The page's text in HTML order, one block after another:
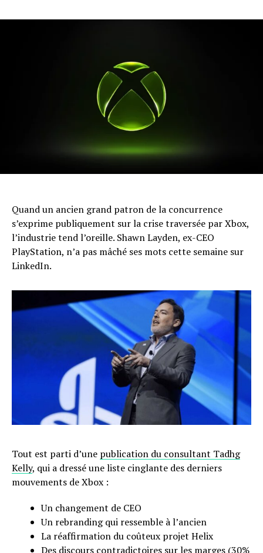
Quand un ancien grand patron de la concurrence
s’exprime publiquement sur la crise traversée par Xbox,
l’industrie tend l’oreille. Shawn Layden, ex-CEO
PlayStation, n’a pas mâché ses mots cette semaine sur
LinkedIn.
Tout est parti d’une publication du consultant Tadhg
Kelly, qui a dressé une liste cinglante des derniers
mouvements de Xbox :
Un changement de CEO
Un rebranding qui ressemble à l’ancien
La réaffirmation du coûteux projet Helix
Des discours contradictoires sur les marges (30%